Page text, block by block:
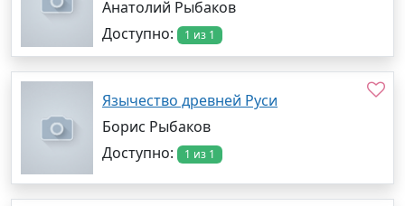
Анатолий Рыбаков
Доступно:
1 из 1
Язычество древней Руси
Борис Рыбаков
Доступно:
1 из 1